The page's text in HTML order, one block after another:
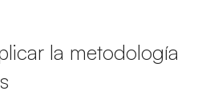
la metodología